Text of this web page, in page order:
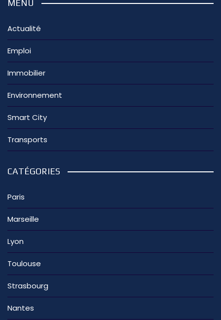
MENU
Actualité
Emploi
Immobilier
Environnement
Smart City
Transports
CATÉGORIES
Paris
Marseille
Lyon
Toulouse
Strasbourg
Nantes